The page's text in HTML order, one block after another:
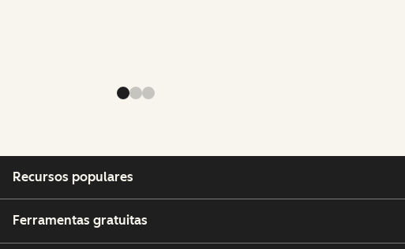
Recursos populares
Ferramentas gratuitas